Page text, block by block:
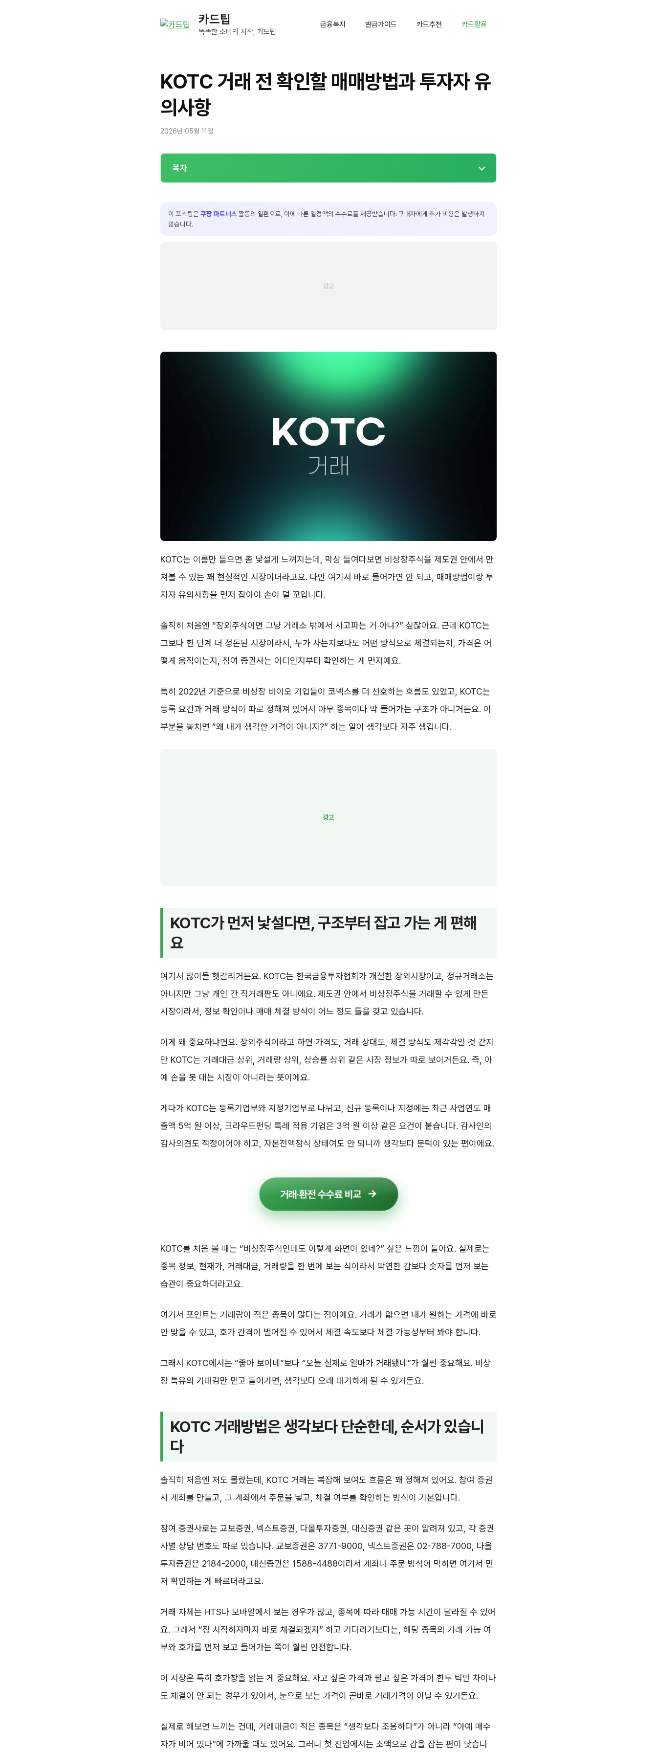
카드팁
똑똑한 소비의 시작, 카드팁
금융복지 발급가이드 카드추천 카드활용
KOTC 거래 전 확인할 매매방법과 투자자 유
의사항
2026년 05월 11일
목차
이 포스팅은 쿠팡 파트너스 활동의 일환으로, 이에 따른 일정액의 수수료를 제공받습니다. 구매자에게 추가 비용은 발생하지
않습니다.
KOTC는 이름만 들으면 좀 낯설게 느껴지는데, 막상 들여다보면 비상장주식을 제도권 안에서 만
져볼 수 있는 꽤 현실적인 시장이더라고요. 다만 여기서 바로 들어가면 안 되고, 매매방법이랑 투
자자 유의사항을 먼저 잡아야 손이 덜 꼬입니다.
솔직히 처음엔 “장외주식이면 그냥 거래소 밖에서 사고파는 거 아냐?” 싶잖아요. 근데 KOTC는
그보다 한 단계 더 정돈된 시장이라서, 누가 사는지보다도 어떤 방식으로 체결되는지, 가격은 어
떻게 움직이는지, 참여 증권사는 어디인지부터 확인하는 게 먼저예요.
특히 2022년 기준으로 비상장 바이오 기업들이 코넥스를 더 선호하는 흐름도 있었고, KOTC는
등록 요건과 거래 방식이 따로 정해져 있어서 아무 종목이나 막 들어가는 구조가 아니거든요. 이
부분을 놓치면 “왜 내가 생각한 가격이 아니지?” 하는 일이 생각보다 자주 생깁니다.
KOTC가 먼저 낯설다면, 구조부터 잡고 가는 게 편해
요
여기서 많이들 헷갈리거든요. KOTC는 한국금융투자협회가 개설한 장외시장이고, 정규거래소는
아니지만 그냥 개인 간 직거래판도 아니에요. 제도권 안에서 비상장주식을 거래할 수 있게 만든
시장이라서, 정보 확인이나 매매 체결 방식이 어느 정도 틀을 갖고 있습니다.
이게 왜 중요하냐면요. 장외주식이라고 하면 가격도, 거래 상대도, 체결 방식도 제각각일 것 같지
만 KOTC는 거래대금 상위, 거래량 상위, 상승률 상위 같은 시장 정보가 따로 보이거든요. 즉, 아
예 손을 못 대는 시장이 아니라는 뜻이에요.
게다가 KOTC는 등록기업부와 지정기업부로 나뉘고, 신규 등록이나 지정에는 최근 사업연도 매
출액 5억 원 이상, 크라우드펀딩 특례 적용 기업은 3억 원 이상 같은 요건이 붙습니다. 감사인의
감사의견도 적정이어야 하고, 자본전액잠식 상태여도 안 되니까 생각보다 문턱이 있는 편이에요.
거래·환전 수수료 비교
KOTC를 처음 볼 때는 “비상장주식인데도 이렇게 화면이 있네?” 싶은 느낌이 들어요. 실제로는
종목 정보, 현재가, 거래대금, 거래량을 한 번에 보는 식이라서 막연한 감보다 숫자를 먼저 보는
습관이 중요하더라고요.
여기서 포인트는 거래량이 적은 종목이 많다는 점이에요. 거래가 얇으면 내가 원하는 가격에 바로
안 맞을 수 있고, 호가 간격이 벌어질 수 있어서 체결 속도보다 체결 가능성부터 봐야 합니다.
그래서 KOTC에서는 “좋아 보이네”보다 “오늘 실제로 얼마가 거래됐네”가 훨씬 중요해요. 비상
장 특유의 기대감만 믿고 들어가면, 생각보다 오래 대기하게 될 수 있거든요.
KOTC 거래방법은 생각보다 단순한데, 순서가 있습니
다
솔직히 처음엔 저도 몰랐는데, KOTC 거래는 복잡해 보여도 흐름은 꽤 정해져 있어요. 참여 증권
사 계좌를 만들고, 그 계좌에서 주문을 넣고, 체결 여부를 확인하는 방식이 기본입니다.
참여 증권사로는 교보증권, 넥스트증권, 다올투자증권, 대신증권 같은 곳이 알려져 있고, 각 증권
사별 상담 번호도 따로 있습니다. 교보증권은 3771-9000, 넥스트증권은 02-788-7000, 다올
투자증권은 2184-2000, 대신증권은 1588-4488이라서 계좌나 주문 방식이 막히면 여기서 먼
저 확인하는 게 빠르더라고요.
거래 자체는 HTS나 모바일에서 보는 경우가 많고, 종목에 따라 매매 가능 시간이 달라질 수 있어
요. 그래서 “장 시작하자마자 바로 체결되겠지” 하고 기다리기보다는, 해당 종목의 거래 가능 여
부와 호가를 먼저 보고 들어가는 쪽이 훨씬 안전합니다.
이 시장은 특히 호가창을 읽는 게 중요해요. 사고 싶은 가격과 팔고 싶은 가격이 한두 틱만 차이나
도 체결이 안 되는 경우가 있어서, 눈으로 보는 가격이 곧바로 거래가격이 아닐 수 있거든요.
실제로 해보면 느끼는 건데, 거래대금이 적은 종목은 “생각보다 조용하다”가 아니라 “아예 매수
자가 비어 있다”에 가까울 때도 있어요. 그러니 첫 진입에서는 소액으로 감을 잡는 편이 낫습니